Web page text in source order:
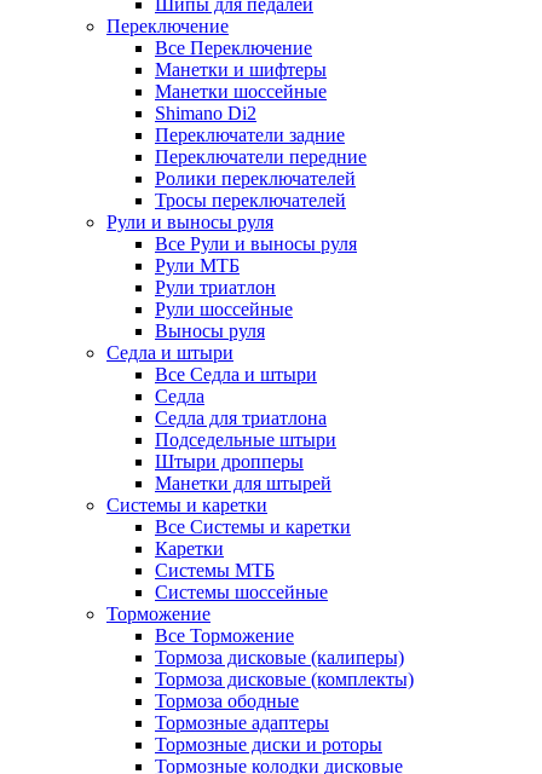
Шипы для педалей
Переключение
Все Переключение
Манетки и шифтеры
Манетки шоссейные
Shimano Di2
Переключатели задние
Переключатели передние
Ролики переключателей
Тросы переключателей
Рули и выносы руля
Все Рули и выносы руля
Рули МТБ
Рули триатлон
Рули шоссейные
Выносы руля
Седла и штыри
Все Седла и штыри
Седла
Седла для триатлона
Подседельные штыри
Штыри дропперы
Манетки для штырей
Системы и каретки
Все Системы и каретки
Каретки
Системы МТБ
Системы шоссейные
Торможение
Все Торможение
Тормоза дисковые (калиперы)
Тормоза дисковые (комплекты)
Тормоза ободные
Тормозные адаптеры
Тормозные диски и роторы
Тормозные колодки дисковые